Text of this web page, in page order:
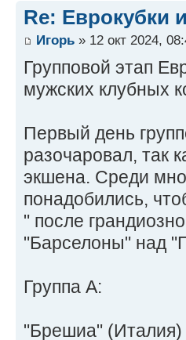
Re: Еврокубки
Игорь » 12 окт 2024,
Групповой этап
мужских клубных
Первый день
разочаровал, так
экшена. Среди
понадобились,
" после
"Барселоны" над
Группа А:
"Брешиа" (Италия)